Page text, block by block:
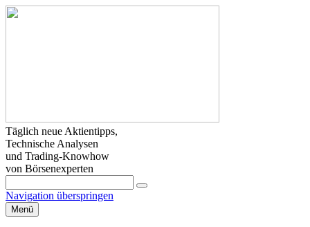
Täglich neue Aktientipps,
Technische Analysen
und Trading-Knowhow
von Börsenexperten
Navigation überspringen
Menü